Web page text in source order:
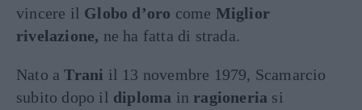
vincere il Globo d’oro come Miglior
rivelazione, ne ha fatta di strada.
Nato aTrani il 13 novembre 1979, Scamarcio
subito dopo il diploma in ragioneria si